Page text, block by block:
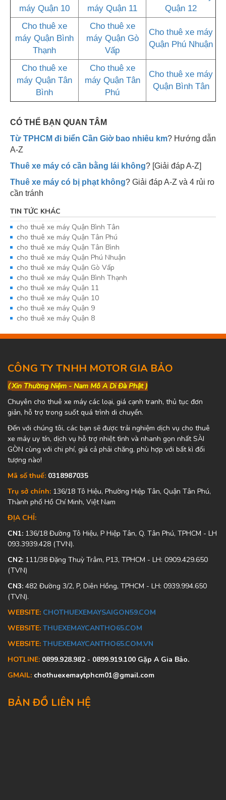
máy Quận 10
máy Quận 11
Quận 12
Cho thuê xe
máy Quận Bình
Thạnh
Cho thuê xe
máy Quận Gò
Vấp
Cho thuê xe máy
Quận Phú Nhuận
Cho thuê xe
máy Quận Tân
Bình
Cho thuê xe
máy Quận Tân
Phú
Cho thuê xe máy
Quận Bình Tân
CÓ THỂ BẠN QUAN TÂM
Từ TPHCM đi biển Cần Giờ bao nhiêu km? Hướng dẫn
A-Z
Thuê xe máy có cần bằng lái không? [Giải đáp A-Z]
Thuê xe máy có bị phạt không? Giải đáp A-Z và 4 rủi ro
cần tránh
TIN TỨC KHÁC
cho thuê xe máy Quận Bình Tân
cho thuê xe máy Quận Tân Phú
cho thuê xe máy Quận Tân Bình
cho thuê xe máy Quận Phú Nhuận
cho thuê xe máy Quận Gò Vấp
cho thuê xe máy Quận Bình Thạnh
cho thuê xe máy Quận 11
cho thuê xe máy Quận 10
cho thuê xe máy Quận 9
cho thuê xe máy Quận 8
CÔNG TY TNHH MOTOR GIA BẢO
(Xin Thường Niệm - Nam Mô A Di Đà Phật )
Chuyên cho thuê xe máy các loại, giá cạnh tranh, thủ tục đơn
giản, hỗ trợ trong suốt quá trình di chuyển.
Đến với chúng tôi, các bạn sẽ được trải nghiệm dịch vụ cho thuê
xe máy uy tín, dịch vụ hỗ trợ nhiệt tình và nhanh gọn nhất SÀI
GÒN cùng với chi phí, giá cả phải chăng, phù hợp với bất kì đối
tượng nào!
Mã số thuế: 0318987035
Trụ sở chính: 136/18 Tô Hiệu, Phường Hiệp Tân, Quận Tân Phú,
Thành phố Hồ Chí Minh, Việt Nam
ĐỊA CHỈ:
CN1: 136/18 Đường Tô Hiệu, P Hiệp Tân, Q. Tân Phú, TPHCM - LH
093.3939.428 (TVN).
CN2: 111/38 Đặng Thuỳ Trâm, P13, TPHCM - LH: 0909.429.650
(TVN)
CN3: 482 Đường 3/2, P, Diên Hồng, TPHCM - LH: 0939.994.650
(TVN).
WEBSITE: CHOTHUEXEMAYSAIGON59.COM
WEBSITE: THUEXEMAYCANTHO65.COM
WEBSITE: THUEXEMAYCANTHO65.COM.VN
HOTLINE: 0899.928.982 - 0899.919.100 Gặp A Gia Bảo.
GMAIL: chothuexemaytphcm01@gmail.com
BẢN ĐỒ LIÊN HỆ